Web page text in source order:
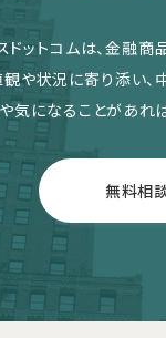
ドットコムは、金融商
や状況に寄り添い、
気になることがあれ
無料相